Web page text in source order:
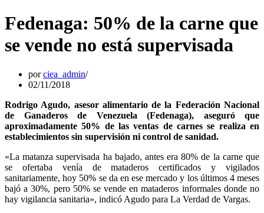
Fedenaga: 50% de la carne que
se vende no está supervisada
porciea_admin
02/11/2018
Rodrigo Agudo, asesor alimentario de la Federación Nacional
de Ganaderos de Venezuela (Fedenaga), aseguró que
aproximadamente 50% de las ventas de carnes se realiza en
establecimientos sin supervisión ni control de sanidad.
«La matanza supervisada ha bajado, antes era 80% de la carne que
se ofertaba venía de mataderos certificados y vigilados
sanitariamente, hoy 50% se da en ese mercado y los últimos 4 meses
bajó a 30%, pero 50% se vende en mataderos informales donde no
hay vigilancia sanitaria», indicó Agudo para La Verdad de Vargas.